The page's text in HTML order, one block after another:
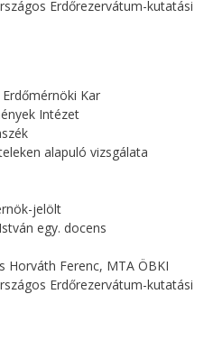
Erdőrezervátum-kutatási
Kar
Intézet
alapuló vizsgálata
jelölt
egy. docens
Horváth Ferenc, MTA ÖBKI
Erdőrezervátum-kutatási